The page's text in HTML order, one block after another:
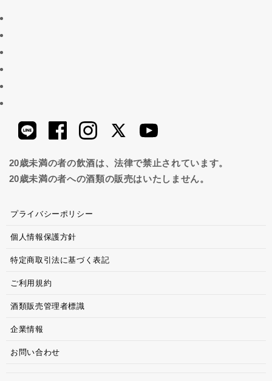
20歳未満の者の飲酒は、法律で禁止されています。
20歳未満の者への酒類の販売はいたしません。
プライバシーポリシー
個人情報保護方針
特定商取引法に基づく表記
ご利用規約
酒類販売管理者標識
企業情報
お問い合わせ